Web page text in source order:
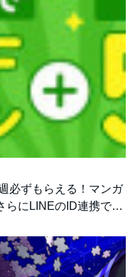
必ずもらえる！マンガ
らにLINEのID連携で…